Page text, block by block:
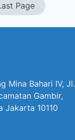
Page
Mina Bahari IV, Jl.
Gambir,
Jakarta 10110